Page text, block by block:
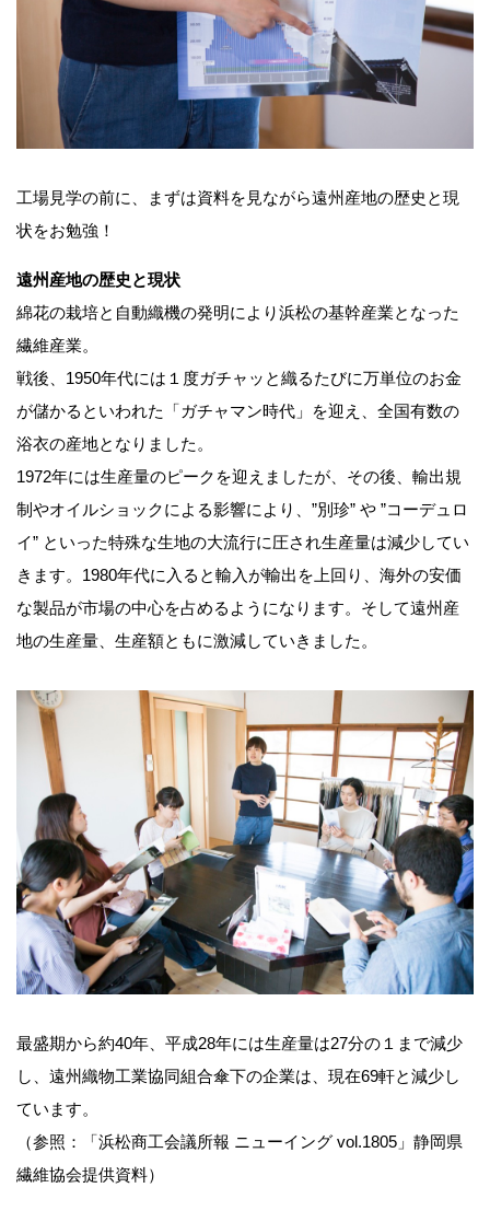
工場見学の前に、まずは資料を見ながら遠州産地の歴史と現
状をお勉強！
遠州産地の歴史と現状
綿花の栽培と自動織機の発明により浜松の基幹産業となった
繊維産業。
戦後、1950年代には１度ガチャッと織るたびに万単位のお金
が儲かるといわれた「ガチャマン時代」を迎え、全国有数の
浴衣の産地となりました。
1972年には生産量のピークを迎えましたが、その後、輸出規
制やオイルショックによる影響により、”別珍” や ”コーデュロ
イ” といった特殊な生地の大流行に圧され生産量は減少してい
きます。1980年代に入ると輸入が輸出を上回り、海外の安価
な製品が市場の中心を占めるようになります。そして遠州産
地の生産量、生産額ともに激減していきました。
最盛期から約40年、平成28年には生産量は27分の１まで減少
し、遠州織物工業協同組合傘下の企業は、現在69軒と減少し
ています。
（参照：「浜松商工会議所報 ニューイング vol.1805」静岡県
繊維協会提供資料）